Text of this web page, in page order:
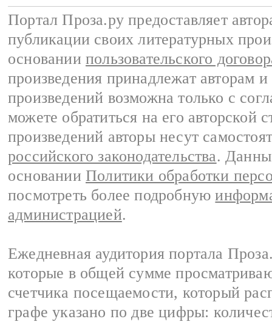
Портал Проза.ру предоставляет
публикации своих литературных
основании пользовательского
произведения принадлежат авторам
произведений возможна только с
можете обратиться на его авторской
произведений авторы несут
российского законодательства.
основании Политики обработки
посмотреть более подробную
администрацией.
Ежедневная аудитория портала
которые в общей сумме
счетчика посещаемости, который
графе указано по две цифры: